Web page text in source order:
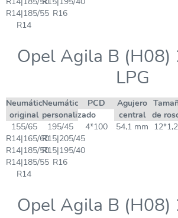
R14|185/55
R14
R16
Opel Agila B (H08)
LPG
Neumático
original
Neumático
personalizado
PCD
Agujero
central de
155/65
R14|165/60
R14|185/50
R14|185/55
R14
195/45
R15|205/45
R15|195/40
R16
4*100 54,1 mm
Opel Agila B (H08)